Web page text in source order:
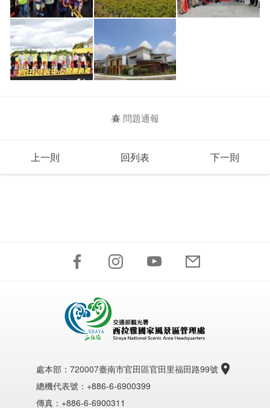
問題通報
上一則 回列表 下一則
處本部： 720007臺南市官田區官田里福田路99號
總機代表號：+886-6-6900399
傳真：+886-6-6900311